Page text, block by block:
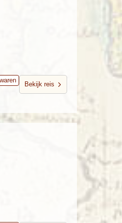
Bekijk reis